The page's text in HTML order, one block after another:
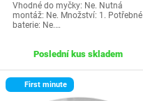
Vhodné do myčky: Ne. Nutná
montáž: Ne. Množství: 1. Potřebné
baterie: Ne.…
Poslední kus skladem
First minute